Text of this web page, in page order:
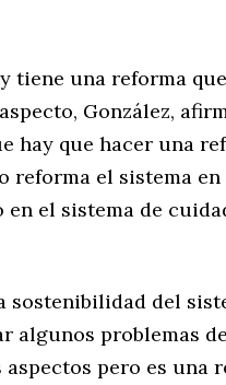
tiene una reforma
González,
hay que hacer una
reforma el sistema
el sistema de
sostenibilidad del
algunos problemas
pero es una